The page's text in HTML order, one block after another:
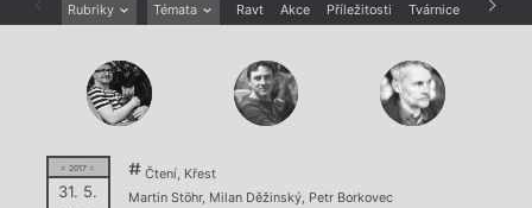
Rubriky Témata Ravt Akce Příležitosti Tvárnice Archiv
Drobná publicistika
Esejistika
Recenze a reflexe
Rozhovory
Právě vychází
Mauzoleum
Divadlo
Dokument
Výroční ceny
= 2017 =
31. 5.
Čtení, Křest
Martin Stöhr, Milan Děžinský, Petr Borkovec